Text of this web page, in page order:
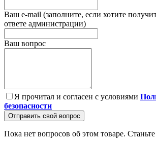
Ваш e-mail (заполните, если хотите
ответе администрации)
Ваш вопрос
Я прочитал и согласен с условиями
безопасности
Отправить свой вопрос
Пока нет вопросов об этом товаре.